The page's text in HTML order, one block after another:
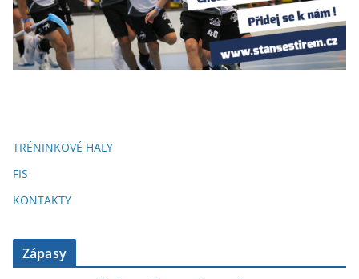
TRÉNINKOVÉ HALY
FIS
KONTAKTY
Zápasy